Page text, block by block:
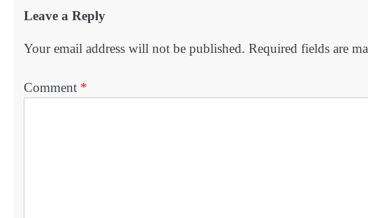
Leave a Reply
Your email address will not be published. Required fields are
Comment *